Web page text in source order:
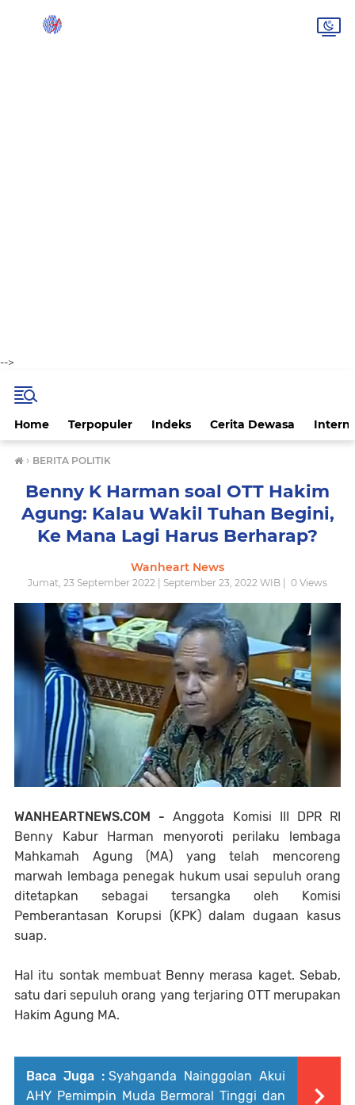
-->
Home Terpopuler Indeks Cerita Dewasa
› BERITA POLITIK
Benny K Harman soal OTT Hakim
Agung: Kalau Wakil Tuhan Begini,
Ke Mana Lagi Harus Berharap?
Wanheart News
Jumat, 23 September 2022 | September 23, 2022 WIB | 0 Views
WANHEARTNEWS.COM -Anggota Komisi III DPR RI
Benny Kabur Harman menyoroti perilaku lembaga
Mahkamah Agung (MA) yang telah mencoreng
marwah lembaga penegak hukum usai sepuluh orang
ditetapkan sebagai tersangka oleh Komisi
Pemberantasan Korupsi (KPK) dalam dugaan kasus
suap.
Hal itu sontak membuat Benny merasa kaget. Sebab,
satu dari sepuluh orang yang terjaring OTT merupakan
Hakim Agung MA.
Baca Juga : Syahganda Nainggolan Akui
AHY Pemimpin Muda Bermoral Tinggi dan